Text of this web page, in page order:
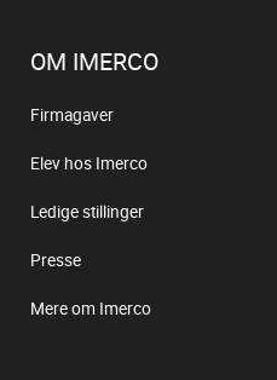
OM IMERCO
Firmagaver
Elev hos Imerco
Ledige stillinger
Presse
Mere om Imerco